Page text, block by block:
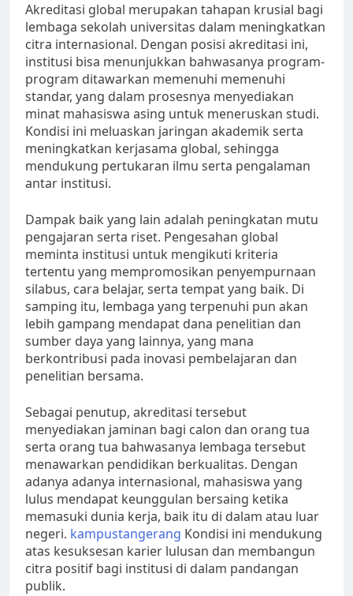
Akreditasi global merupakan tahapan krusial bagi
lembaga sekolah universitas dalam meningkatkan
citra internasional. Dengan posisi akreditasi ini,
institusi bisa menunjukkan bahwasanya program-
program ditawarkan memenuhi memenuhi
standar, yang dalam prosesnya menyediakan
minat mahasiswa asing untuk meneruskan studi.
Kondisi ini meluaskan jaringan akademik serta
meningkatkan kerjasama global, sehingga
mendukung pertukaran ilmu serta pengalaman
antar institusi.
Dampak baik yang lain adalah peningkatan mutu
pengajaran serta riset. Pengesahan global
meminta institusi untuk mengikuti kriteria
tertentu yang mempromosikan penyempurnaan
silabus, cara belajar, serta tempat yang baik. Di
samping itu, lembaga yang terpenuhi pun akan
lebih gampang mendapat dana penelitian dan
sumber daya yang lainnya, yang mana
berkontribusi pada inovasi pembelajaran dan
penelitian bersama.
Sebagai penutup, akreditasi tersebut
menyediakan jaminan bagi calon dan orang tua
serta orang tua bahwasanya lembaga tersebut
menawarkan pendidikan berkualitas. Dengan
adanya adanya internasional, mahasiswa yang
lulus mendapat keunggulan bersaing ketika
memasuki dunia kerja, baik itu di dalam atau luar
negeri. kampustangerang Kondisi ini mendukung
atas kesuksesan karier lulusan dan membangun
citra positif bagi institusi di dalam pandangan
publik.